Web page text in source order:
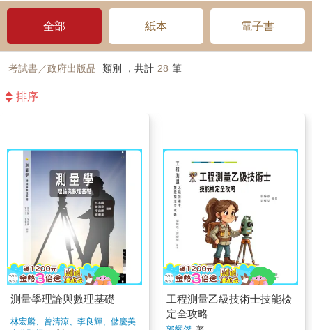
全部 紙本 電子書
考試書／政府出版品 類別 ，共計 28 筆
排序
測量學理論與數理基礎
林宏麟、曾清涼、李良輝、儲慶美
工程測量乙級技術士技能檢
定全攻略